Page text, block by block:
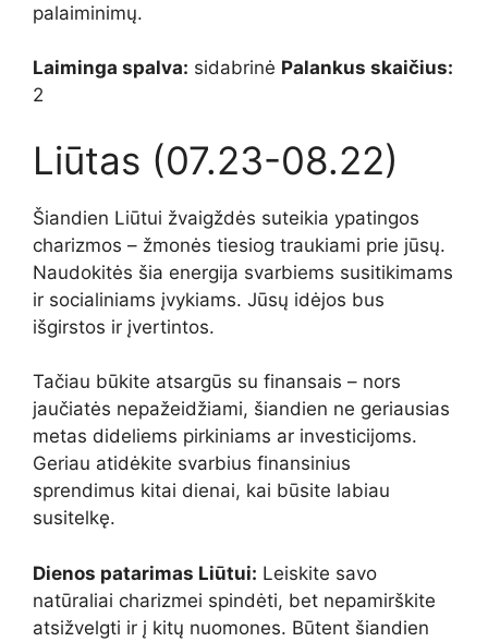
palaiminimų.
Laiminga spalva: sidabrinė Palankus skaičius:
2
Liūtas (07.23-08.22)
Šiandien Liūtui žvaigždės suteikia ypatingos
charizmos – žmonės tiesiog traukiami prie jūsų.
Naudokitės šia energija svarbiems susitikimams
ir socialiniams įvykiams. Jūsų idėjos bus
išgirstos ir įvertintos.
Tačiau būkite atsargūs su finansais – nors
jaučiatės nepažeidžiami, šiandien ne geriausias
metas dideliems pirkiniams ar investicijoms.
Geriau atidėkite svarbius finansinius
sprendimus kitai dienai, kai būsite labiau
susitelkę.
Dienos patarimas Liūtui: Leiskite savo
natūraliai charizmei spindėti, bet nepamirškite
atsižvelgti ir į kitų nuomones. Būtent šiandien